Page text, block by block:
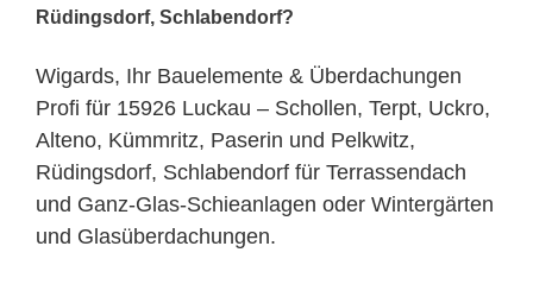
Rüdingsdorf, Schlabendorf?
Wigards, Ihr Bauelemente & Überdachungen
Profi für 15926 Luckau – Schollen, Terpt, Uckro,
Alteno, Kümmritz, Paserin und Pelkwitz,
Rüdingsdorf, Schlabendorf für Terrassendach
und Ganz-Glas-Schieanlagen oder Wintergärten
und Glasüberdachungen.